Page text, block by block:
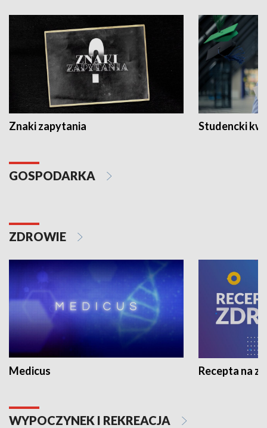
Znaki zapytania Studencki
GOSPODARKA
ZDROWIE
Medicus Recepta na
WYPOCZYNEK I REKREACJA